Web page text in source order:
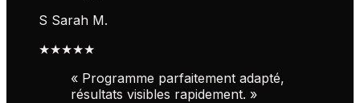
S Sarah M.
★★★★★
« Programme parfaitement adapté,
résultats visibles rapidement. »